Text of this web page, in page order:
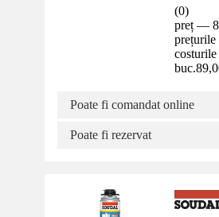
(0)
preț —
buc.
Poate fi comandat online
Poate fi rezervat